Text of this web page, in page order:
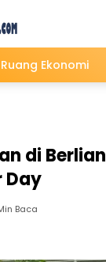
Ruang Ekonomi
di Berlian
Day
Baca